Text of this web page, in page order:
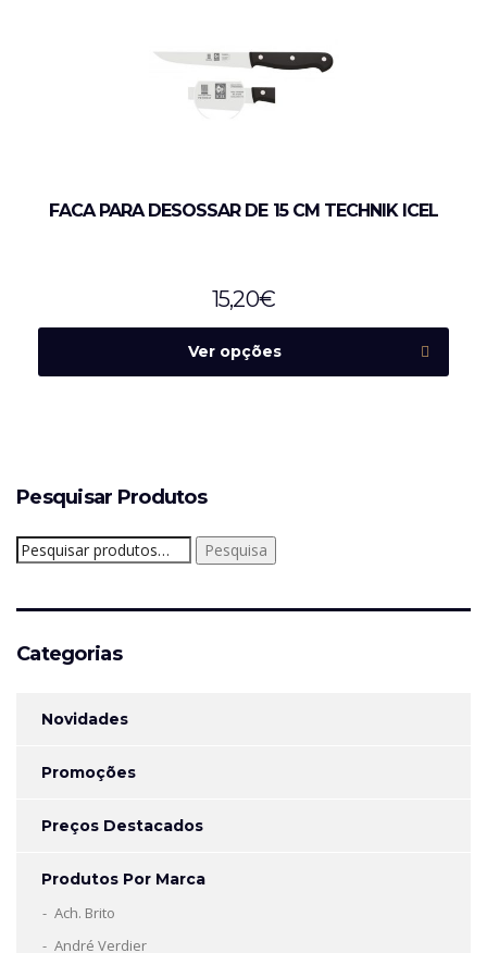
FACA PARA DESOSSAR DE 15 CM TECHNIK ICEL
15,20€
Ver opções
Pesquisar Produtos
Pesquisar
por:
Pesquisa
Categorias
Novidades
Promoções
Preços Destacados
Produtos Por Marca
Ach. Brito
André Verdier